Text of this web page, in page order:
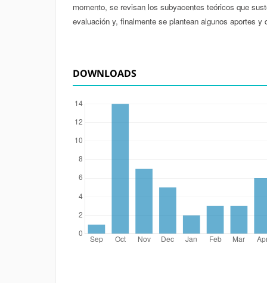
momento, se revisan los subyacentes teóricos que
evaluación y, finalmente se plantean algunos aportes y
DOWNLOADS